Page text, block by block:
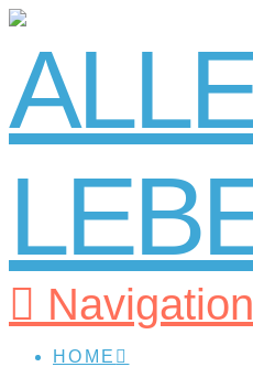
Navigation
HOME